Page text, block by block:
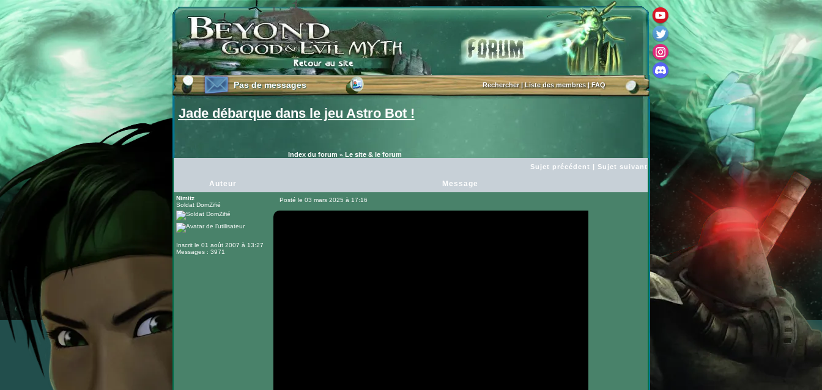
Pas de messages
Pas de messages Rechercher|Liste des membres|FAQ
Jade débarque dans le jeu Astro Bot !
Index du forum » Le site & le forum
Sujet précédent | Sujet suivant
Auteur Message
Nimitz
Soldat DomZifié
Inscrit le 01 août 2007 à 13:27
Messages : 3971
Posté le 03 mars 2025 à 17:16